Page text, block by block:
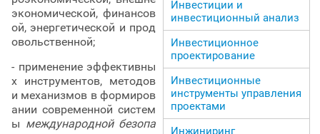
экономической, финансов
ой, энергетической и прод
овольственной;
- применение эффективны
х инструментов, методов
и механизмов в формиров
ании современной систем
ы международной безопа
Инвестиции и
инвестиционный анализ
Инвестиционное
проектирование
Инвестиционные
инструменты управления
проектами
Инжиниринг